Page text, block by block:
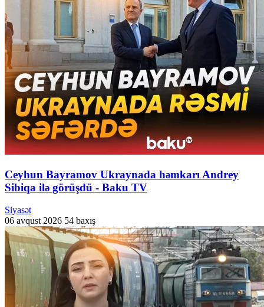
Ceyhun Bayramov Ukraynada həmkarı Andrey
Sibiqa ilə görüşdü - Baku TV
Siyasət
06 avqust 2026 54 baxış